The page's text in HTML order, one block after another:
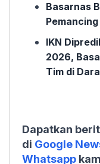
Basarnas
IKN
2026,
Tim di
Dapatkan
di Google
Whatsapp